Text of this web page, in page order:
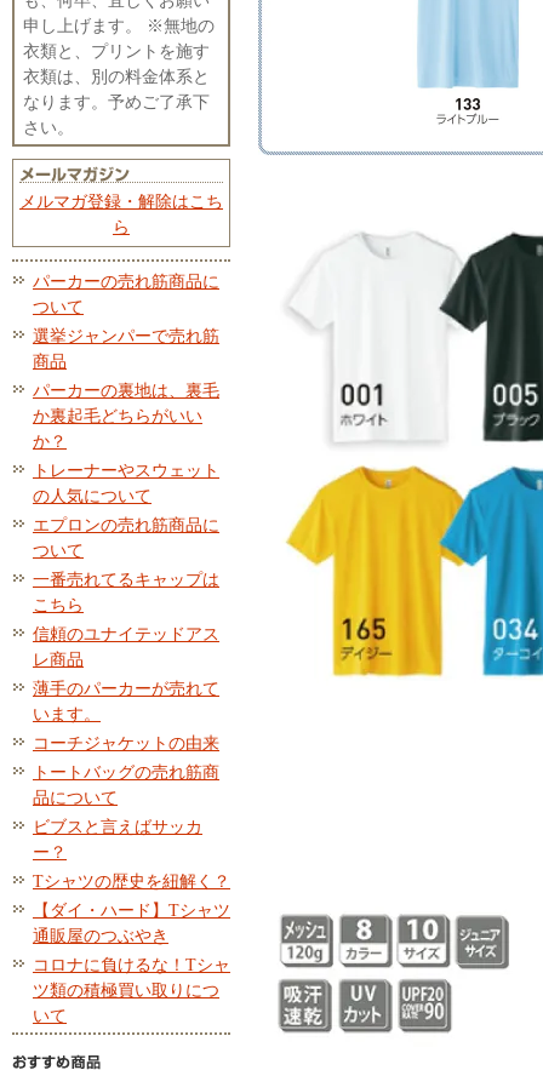
申し上げます。 ※無地の
衣類と、プリントを施す
衣類は、別の料金体系と
なります。予めご了承下
さい。
メルマガ登録・解除はこち
ら
パーカーの売れ筋商品に
ついて
選挙ジャンパーで売れ筋
商品
パーカーの裏地は、裏毛
か裏起毛どちらがいい
か？
トレーナーやスウェット
の人気について
エプロンの売れ筋商品に
ついて
一番売れてるキャップは
こちら
信頼のユナイテッドアス
レ商品
薄手のパーカーが売れて
います。
コーチジャケットの由来
トートバッグの売れ筋商
品について
ビブスと言えばサッカ
ー？
Tシャツの歴史を紐解く？
【ダイ・ハード】Tシャツ
通販屋のつぶやき
コロナに負けるな！Tシャ
ツ類の積極買い取りにつ
いて